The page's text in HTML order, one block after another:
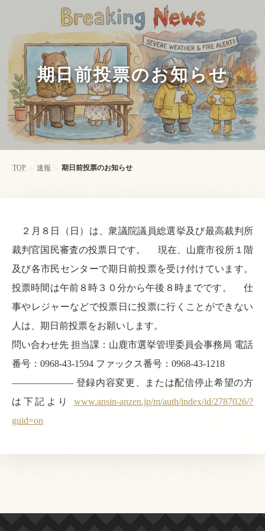
期日前投票のお知らせ
TOP > 速報 > 期日前投票のお知らせ
２月８日（日）は、衆議院議員総選挙及び最高裁判所
裁判官国民審査の投票日です。 現在、山鹿市役所１階
及び各市民センターで期日前投票を受け付けています。
投票時間は午前８時３０分から午後８時までです。 仕
事やレジャーなどで投票日に投票に行くことができない
人は、期日前投票をお願いします。
問い合わせ先 担当課：山鹿市選挙管理委員会事務局 電話
番号：0968-43-1594 ファックス番号：0968-43-1218
——————– 登録内容変更、または配信停止希望の方
は下記より www.ansin-anzen.jp/m/auth/index/id/2787026/?
guid=on